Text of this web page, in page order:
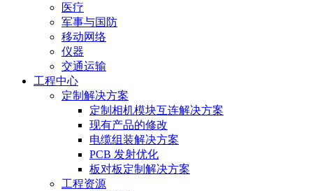
医疗
军事与国防
移动网络
仪器
交通运输
工程中心
定制解决方案
定制相机模块互连解决方案
现有产品的修改
电缆组装解决方案
PCB 发射优化
板对板定制解决方案
工程资源